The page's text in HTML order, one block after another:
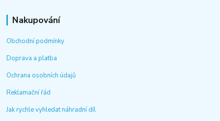
Nakupování
Obchodní podmínky
Doprava a platba
Ochrana osobních údajů
Reklamační řád
Jak rychle vyhledat náhradní díl